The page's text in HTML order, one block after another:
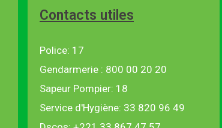
Contacts utiles
Police: 17
Gendarmerie : 800 00 20 20
Sapeur Pompier: 18
Service d'Hygiène: 33 820 96 49